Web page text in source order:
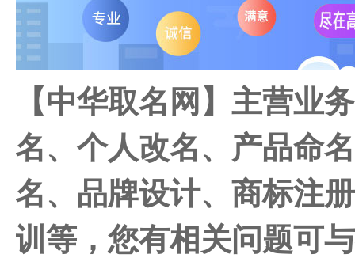
【中华取名网】主营业
名、个人改名、产品命
名、品牌设计、商标注
训等，您有相关问题可